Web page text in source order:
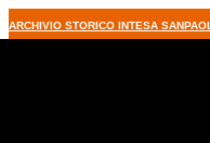
ARCHIVIO STORICO INTESA